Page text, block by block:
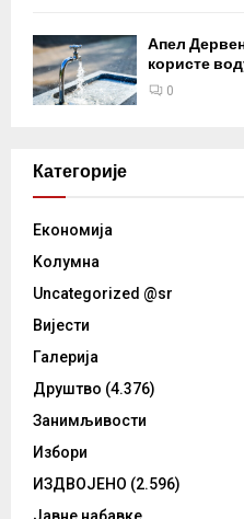
Апел
користе
0
Категорије
Eкономија
Kолумнa
Uncategorized @sr
Вијести
Галерија
Друштво (4.376)
Занимљивости
Избори
ИЗДВОЈЕНО (2.596)
Јавне набавке